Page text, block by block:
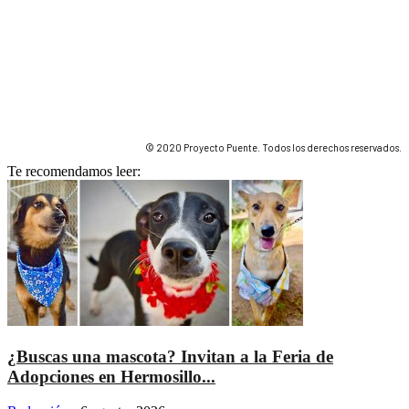
© 2020 Proyecto Puente. Todos los derechos reservados.
Te recomendamos leer:
¿Buscas una mascota? Invitan a la Feria de
Adopciones en Hermosillo...